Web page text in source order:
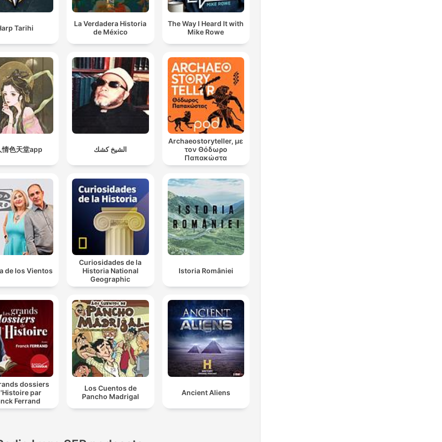
Tarihi
La Verdadera Historia
de México
The Way I Heard It with
Mike Rowe
情色天堂app الشيخ كشك
Archaeostoryteller, με
τον Θόδωρο
Παπακώστα
de los Vientos
Curiosidades de la
Historia National
Geographic
Istoria României
dossiers
par
Ferrand
Los Cuentos de
Pancho Madrigal
Ancient Aliens